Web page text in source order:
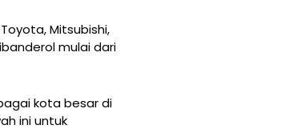
Mitsubishi,
mulai dari
kota besar di
ini untuk